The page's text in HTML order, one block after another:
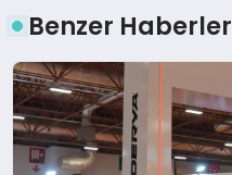
Benzer Haberler